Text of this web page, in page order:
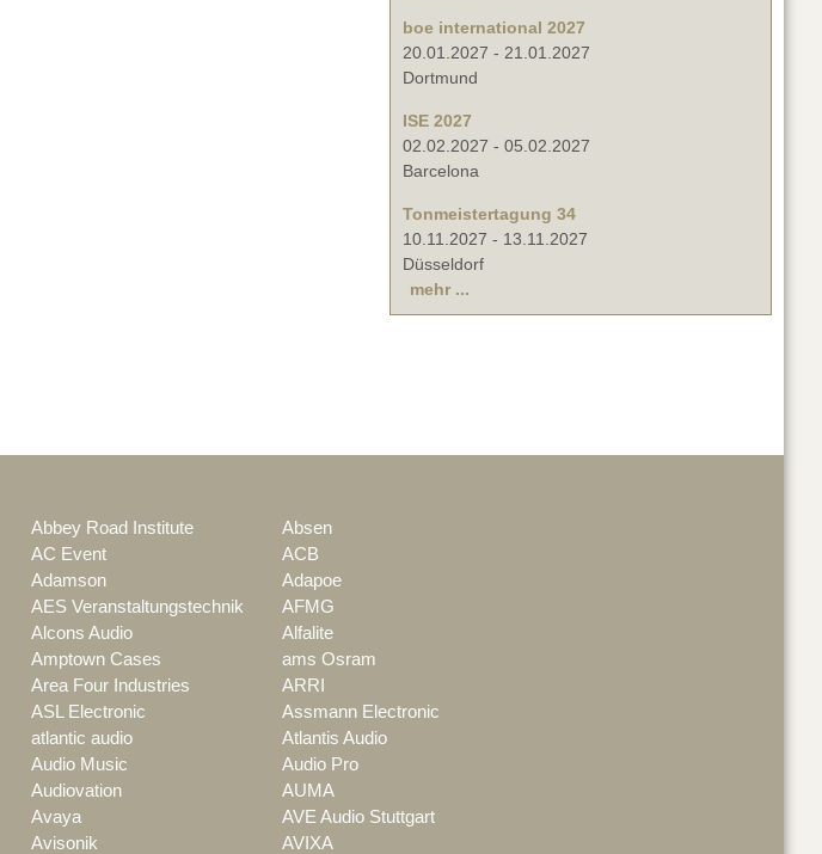
boe international 2027
20.01.2027 - 21.01.2027
Dortmund
ISE 2027
02.02.2027 - 05.02.2027
Barcelona
Tonmeistertagung 34
10.11.2027 - 13.11.2027
Düsseldorf
mehr ...
Abbey Road Institute
Absen
AC Event
ACB
Adamson
Adapoe
AES Veranstaltungstechnik
AFMG
Alcons Audio
Alfalite
Amptown Cases
ams Osram
Area Four Industries
ARRI
ASL Electronic
Assmann Electronic
atlantic audio
Atlantis Audio
Audio Music
Audio Pro
Audiovation
AUMA
Avaya
AVE Audio Stuttgart
Avisonik
AVIXA